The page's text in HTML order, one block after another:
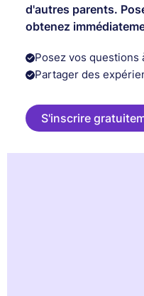
d'autres parents.
obtenez
Posez vos questions
Partager des
S'inscrire